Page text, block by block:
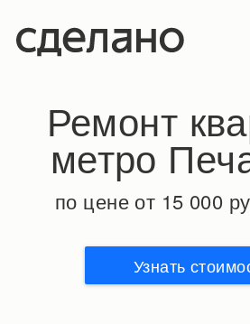
Ремонт
метро
по цене от 15 000
Узнать